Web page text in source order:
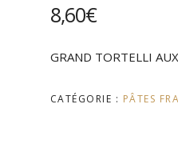
8,60€
GRAND TORTELLI
CATÉGORIE : PÂTES